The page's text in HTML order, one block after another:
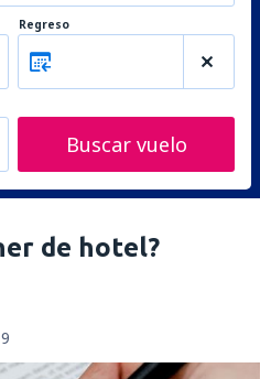
Regreso
Buscar vuelo
de hotel?